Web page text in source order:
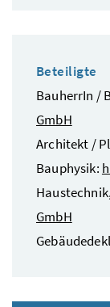
Beteiligte
BauherrIn /
GmbH
Architekt /
Bauphysik:
GmbH